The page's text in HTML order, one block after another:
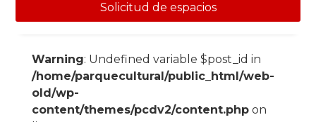
Solicitud de espacios
Warning: Undefined variable $post_id in
/home/parquecultural/public_html/web-
old/wp-
content/themes/pcdv2/content.phpon